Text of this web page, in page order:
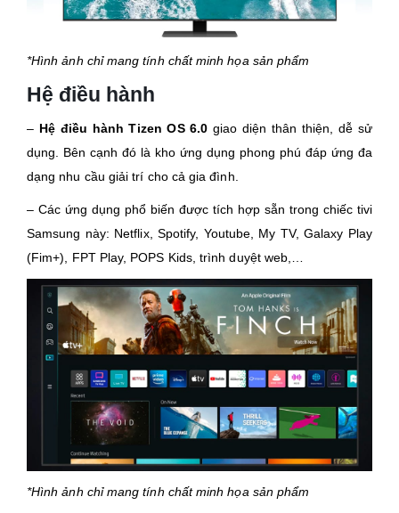
*Hình ảnh chỉ mang tính chất minh họa sản phẩm​
Hệ điều hành
– Hệ điều hành Tizen OS 6.0giao diện thân thiện, dễ sử
dụng. Bên cạnh đó là kho ứng dụng phong phú đáp ứng đa
dạng nhu cầu giải trí cho cả gia đình.
– Các ứng dụng phổ biến được tích hợp sẵn trong chiếc tivi
Samsung này: Netflix, Spotify, Youtube, My TV, Galaxy Play
(Fim+), FPT Play, POPS Kids, trình duyệt web,…
*Hình ảnh chỉ mang tính chất minh họa sản phẩm​